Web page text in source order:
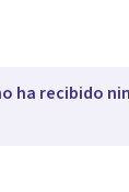
ha recibido